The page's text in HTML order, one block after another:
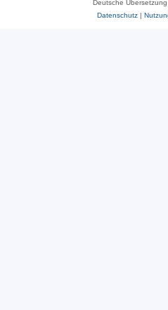
Deutsche
Datenschutz|